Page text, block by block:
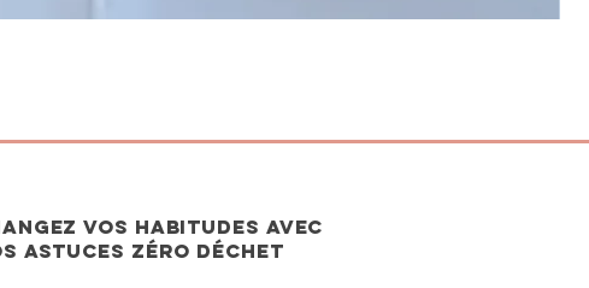
vos habitudes avec
astuces zéro déchet